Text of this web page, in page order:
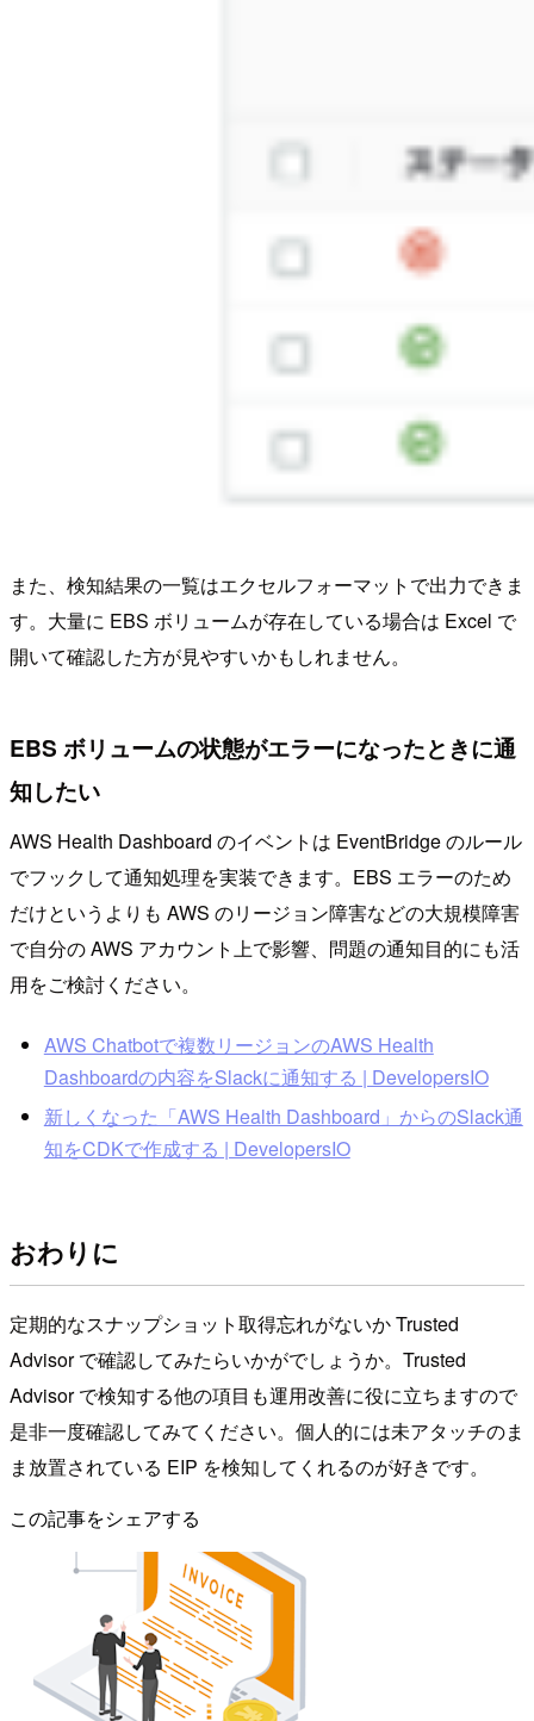
また、検知結果の一覧はエクセルフォーマットで出力できま
す。大量に EBS ボリュームが存在している場合は Excel で
開いて確認した方が見やすいかもしれません。
EBS ボリュームの状態がエラーになったときに通
知したい
AWS Health Dashboard のイベントは EventBridge のルール
でフックして通知処理を実装できます。EBS エラーのため
だけというよりも AWS のリージョン障害などの大規模障害
で自分の AWS アカウント上で影響、問題の通知目的にも活
用をご検討ください。
AWS Chatbotで複数リージョンのAWS Health
Dashboardの内容をSlackに通知する | DevelopersIO
新しくなった「AWS Health Dashboard」からのSlack通
知をCDKで作成する | DevelopersIO
おわりに
定期的なスナップショット取得忘れがないか Trusted
Advisor で確認してみたらいかがでしょうか。Trusted
Advisor で検知する他の項目も運用改善に役に立ちますので
是非一度確認してみてください。個人的には未アタッチのま
ま放置されている EIP を検知してくれるのが好きです。
この記事をシェアする